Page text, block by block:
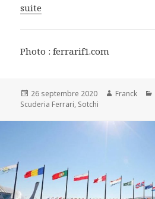
suite
Photo : ferrarif1.com
Publié
le
26 septembre 2020 Auteur
Franck
Scuderia Ferrari, Sotchi